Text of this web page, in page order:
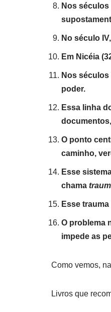
Nos
No século
Em Nicéia
Nos
poder.
Essa linha
O ponto
caminho,
Esse
chama
Esse
O problema
impede as
Como vemos,
Livros que